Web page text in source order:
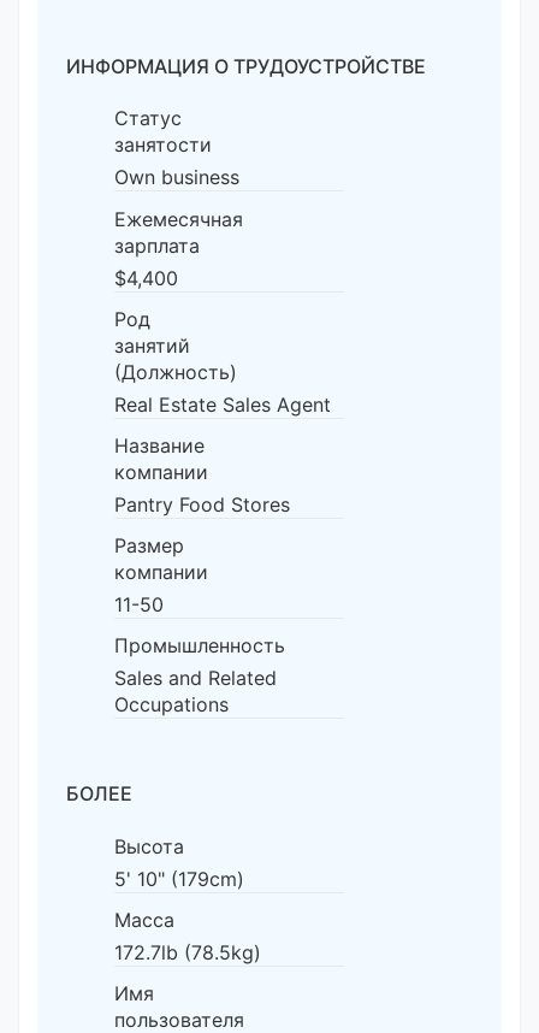
ИНФОРМАЦИЯ О ТРУДОУСТРОЙСТВЕ
Статус
занятости
Own business
Ежемесячная
зарплата
$4,400
Род
занятий
(Должность)
Real Estate Sales Agent
Название
компании
Pantry Food Stores
Размер
компании
11-50
Промышленность
Sales and Related
Occupations
БОЛЕЕ
Высота
5' 10" (179cm)
Масса
172.7lb (78.5kg)
Имя
пользователя